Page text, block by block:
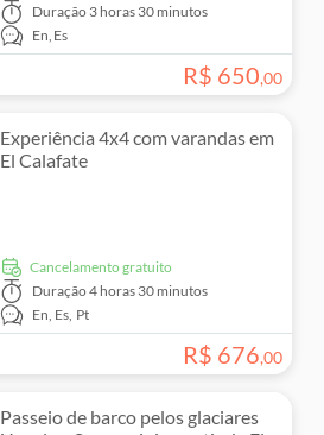
Duração 3 horas 30 minutos
En,Es
R$ 650,00
Experiência 4x4 com varandas em
El Calafate
Cancelamento gratuito
Duração4 horas 30 minutos
En, Es, Pt
R$ 676,00
Passeio de barco pelos glaciares